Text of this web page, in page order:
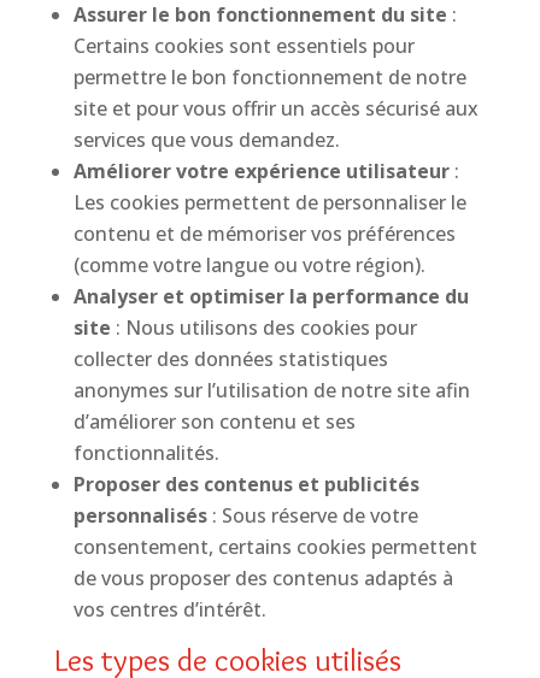
Assurer le bon fonctionnement du site :
Certains cookies sont essentiels pour
permettre le bon fonctionnement de notre
site et pour vous offrir un accès sécurisé aux
services que vous demandez.
Améliorer votre expérience utilisateur:
Les cookies permettent de personnaliser le
contenu et de mémoriser vos préférences
(comme votre langue ou votre région).
Analyser et optimiser la performance du
site : Nous utilisons des cookies pour
collecter des données statistiques
anonymes sur l’utilisation de notre site afin
d’améliorer son contenu et ses
fonctionnalités.
Proposer des contenus et publicités
personnalisés: Sous réserve de votre
consentement, certains cookies permettent
de vous proposer des contenus adaptés à
vos centres d’intérêt.
Les types de cookies utilisés